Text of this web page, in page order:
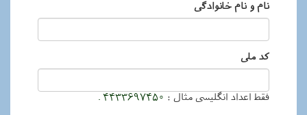
نام و نام خانوادگی
کد ملی
فقط اعداد انگلیسی مثال :